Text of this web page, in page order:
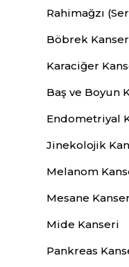
Rahimağzı
Böbrek
Karaciğer
Baş ve Boyun
Endometriyal
Jinekolojik
Melanom
Mesane
Mide Kanseri
Pankreas